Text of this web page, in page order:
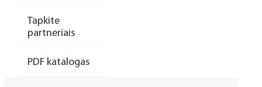
Tapkite
partneriais
PDF katalogas